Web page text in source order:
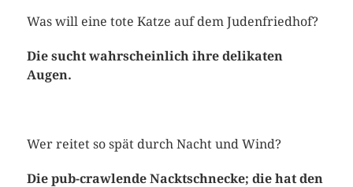
Was will eine tote Katze auf dem Judenfriedhof?
Die sucht wahrscheinlich ihre delikaten
Augen.
Wer reitet so spät durch Nacht und Wind?
Die pub-crawlende Nacktschnecke; die hat den